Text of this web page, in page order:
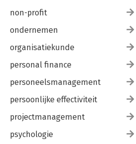
non-profit
ondernemen
organisatiekunde
personal finance
personeelsmanagement
persoonlijke effectiviteit
projectmanagement
psychologie